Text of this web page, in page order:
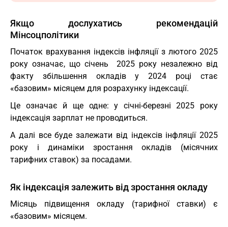
Якщо дослухатись рекомендацій
Мінсоцполітики
Початок врахування індексів інфляції з лютого 2025
року означає, що січень 2025 року незалежно від
факту збільшення окладів у 2024 році стає
«базовим» місяцем для розрахунку індексації.
Це означає й ще одне: у січні-березні 2025 року
індексація зарплат не проводиться.
А далі все буде залежати від індексів інфляції 2025
року і динаміки зростання окладів (місячних
тарифних ставок) за посадами.
Як індексація залежить від зростання окладу
Місяць підвищення окладу (тарифної ставки) є
«базовим» місяцем.